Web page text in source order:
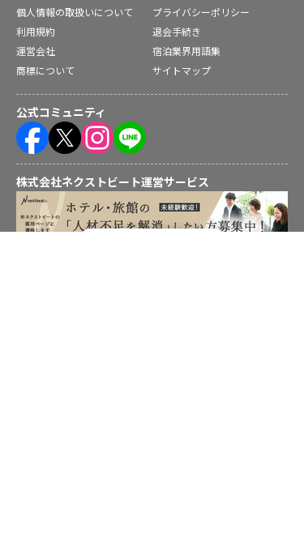
個人情報の取扱いについて
プライバシーポリシー
利用規約
退会手続き
運営会社
宿泊業界用語集
商標について
サイトマップ
公式コミュニティ
株式会社ネクストビート運営サービス